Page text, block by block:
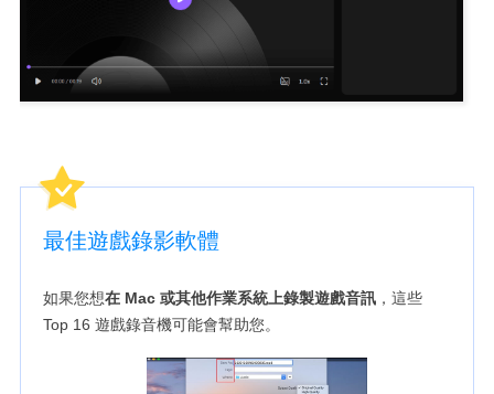
最佳遊戲錄影軟體
如果您想在 Mac 或其他作業系統上錄製遊戲音訊，這些
Top 16 遊戲錄音機可能會幫助您。